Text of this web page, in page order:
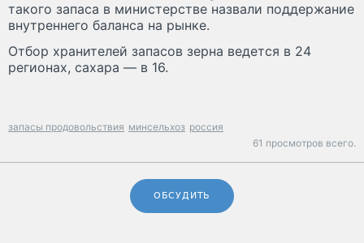
такого запаса в министерстве назвали поддержание
внутреннего баланса на рынке.
Отбор хранителей запасов зерна ведется в 24
регионах, сахара — в 16.
запасы продовольствия минсельхоз россия
61 просмотров всего.
ОБСУДИТЬ